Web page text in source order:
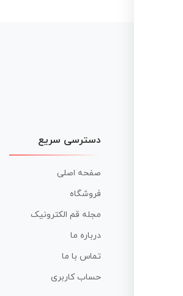
دسترسی سریع
صفحه اصلی
فروشگاه
مجله قم الکترونیک
درباره ما
تماس با ما
حساب کاربری